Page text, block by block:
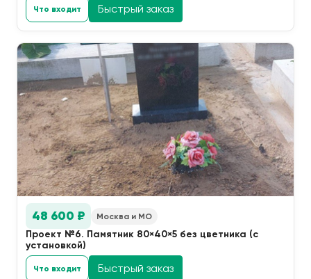
Что входит Быстрый заказ
48 600 ₽ Москва и МО
Проект №6. Памятник 80×40×5 без цветника (с
установкой)
Что входит Быстрый заказ